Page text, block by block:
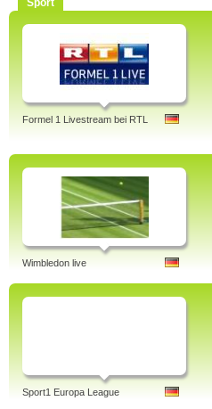
Sport
Formel 1 Livestream bei RTL
Wimbledon live
Sport1 Europa League